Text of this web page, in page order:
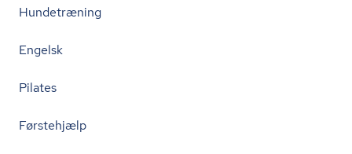
Hundetræning
Engelsk
Pilates
Førstehjælp